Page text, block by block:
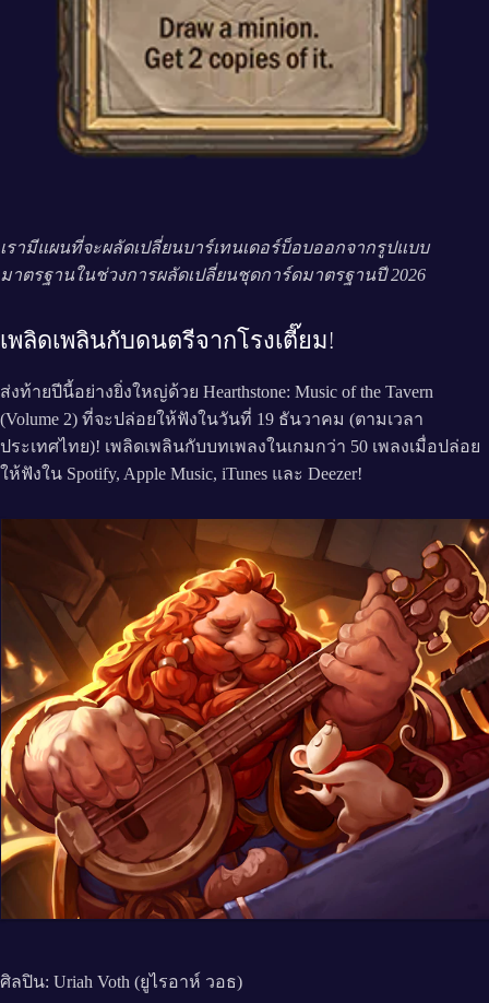
เรามีแผนที่จะผลัดเปลี่ยนบาร์เทนเดอร์บ็อบออกจากรูปแบบ
มาตรฐานในช่วงการผลัดเปลี่ยนชุดการ์ดมาตรฐานปี 2026
เพลิดเพลินกับดนตรีจากโรงเตี๊ยม!
ส่งท้ายปีนี้อย่างยิ่งใหญ่ด้วย Hearthstone: Music of the Tavern
(Volume 2) ที่จะปล่อยให้ฟังในวันที่ 19 ธันวาคม (ตามเวลา
ประเทศไทย)! เพลิดเพลินกับบทเพลงในเกมกว่า 50 เพลงเมื่อปล่อย
ให้ฟังใน Spotify, Apple Music, iTunes และ Deezer!
ศิลปิน: Uriah Voth (ยูไรอาห์ วอธ)